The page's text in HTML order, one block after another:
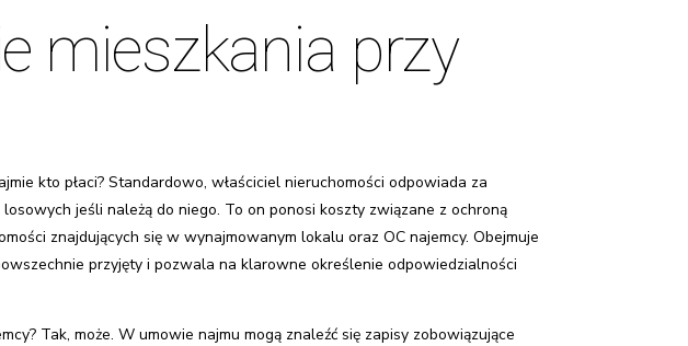
mieszkania przy
kto płaci? Standardowo, właściciel nieruchomości odpowiada za
jeśli należą do niego. To on ponosi koszty związane z ochroną
znajdujących się w wynajmowanym lokalu oraz OC najemcy. Obejmuje
przyjęty i pozwala na klarowne określenie odpowiedzialności
Tak, może. W umowie najmu mogą znaleźć się zapisy zobowiązujące